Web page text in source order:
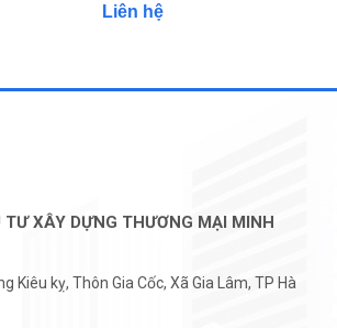
Liên hệ
XÂY DỰNG THƯƠNG MẠI MINH
Kiêu kỵ, Thôn Gia Cốc, Xã Gia Lâm, TP Hà